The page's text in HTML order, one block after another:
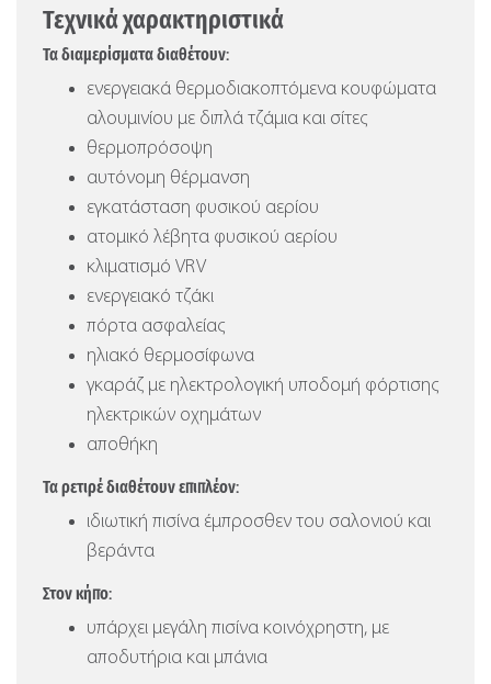
Τεχνικά χαρακτηριστικά
Τα διαμερίσματα διαθέτουν:
ενεργειακά θερμοδιακοπτόμενα κουφώματα
αλουμινίου με διπλά τζάμια και σίτες
θερμοπρόσοψη
αυτόνομη θέρμανση
εγκατάσταση φυσικού αερίου
ατομικό λέβητα φυσικού αερίου
κλιματισμό VRV
ενεργειακό τζάκι
πόρτα ασφαλείας
ηλιακό θερμοσίφωνα
γκαράζ με ηλεκτρολογική υποδομή φόρτισης
ηλεκτρικών οχημάτων
αποθήκη
Τα ρετιρέ διαθέτουν επιπλέον:
ιδιωτική πισίνα έμπροσθεν του σαλονιού και
βεράντα
Στον κήπο:
υπάρχει μεγάλη πισίνα κοινόχρηστη, με
αποδυτήρια και μπάνια